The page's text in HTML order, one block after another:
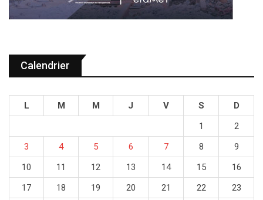
Calendrier
L M M J V S
D
1
2
3
4 5 6 7 8
9
10
11 12 13 14 15
16
17
18 19 20 21 22
23